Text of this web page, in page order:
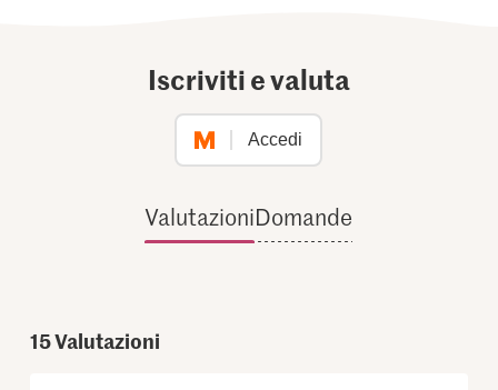
Iscriviti e valuta
Accedi
ValutazioniDomande
15Valutazioni